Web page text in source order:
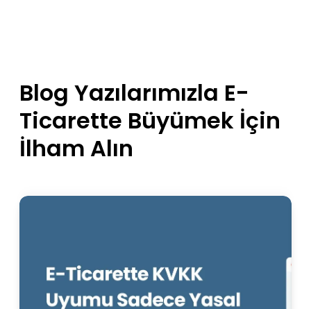
Blog Yazılarımızla E-
Ticarette Büyümek İçin
İlham Alın